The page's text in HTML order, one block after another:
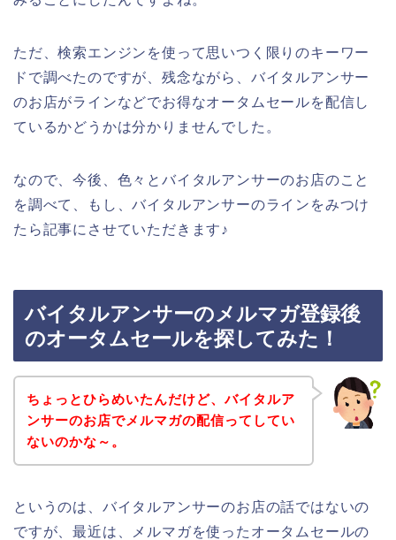
ただ、検索エンジンを使って思いつく限りのキーワー
ドで調べたのですが、残念ながら、バイタルアンサー
のお店がラインなどでお得なオータムセールを配信し
ているかどうかは分かりませんでした。
なので、今後、色々とバイタルアンサーのお店のこと
を調べて、もし、バイタルアンサーのラインをみつけ
たら記事にさせていただきます♪
バイタルアンサーのメルマガ登録後
のオータムセールを探してみた！
ちょっとひらめいたんだけど、バイタルア
ンサーのお店でメルマガの配信ってしてい
ないのかな～。
というのは、バイタルアンサーのお店の話ではないの
ですが、最近は、メルマガを使ったオータムセールの